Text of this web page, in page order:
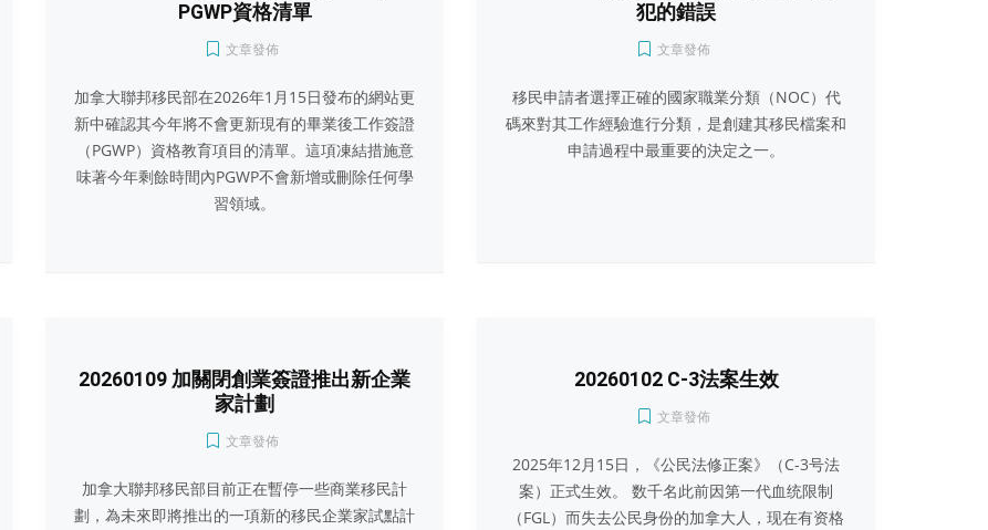
PGWP資格清單
文章發佈
加拿大聯邦移民部在2026年1月15日發布的網站更
新中確認其今年將不會更新現有的畢業後工作簽證
（PGWP）資格教育項目的清單。這項凍結措施意
味著今年剩餘時間內PGWP不會新增或刪除任何學
習領域。
犯的錯誤
文章發佈
移民申請者選擇正確的國家職業分類（NOC）代
碼來對其工作經驗進行分類，是創建其移民檔案和
申請過程中最重要的決定之一。
20260109 加關閉創業簽證推出新企業
家計劃
文章發佈
加拿大聯邦移民部目前正在暫停一些商業移民計
劃，為未來即將推出的一項新的移民企業家試點計
20260102 C-3法案生效
文章發佈
2025年12月15日，《公民法修正案》（C-3号法
案）正式生效。 数千名此前因第一代血统限制
（FGL）而失去公民身份的加拿大人，现在有资格